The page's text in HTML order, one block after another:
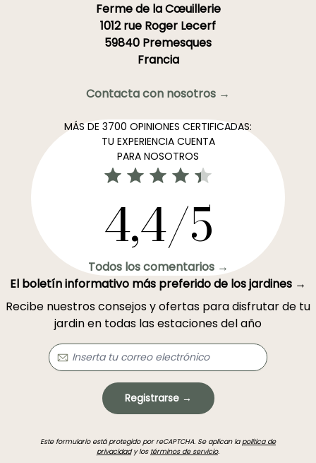
Ferme de la Cœuillerie
1012 rue Roger Lecerf
59840 Premesques
Francia
Contacta con nosotros →
MÁS DE 3700 OPINIONES CERTIFICADAS:
TU EXPERIENCIA CUENTA
PARA NOSOTROS
4,4/5
Todos los comentarios →
El boletín informativo más preferido de los jardines →
Recibe nuestros consejos y ofertas para disfrutar de tu
jardin en todas las estaciones del año
Registrarse →
Este formulario está protegido por reCAPTCHA. Se aplican lapolítica de
privacidady los términos de servicio.